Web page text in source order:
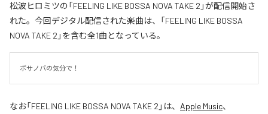
松波ヒロミツの「FEELING LIKE BOSSA NOVA TAKE 2」が配信開始さ
れた。今回デジタル配信された楽曲は、「FEELING LIKE BOSSA
NOVA TAKE 2」を含む全1曲となっている。
ボサノバの気分で！
なお「FEELING LIKE BOSSA NOVA TAKE 2 」は、 Apple Music、